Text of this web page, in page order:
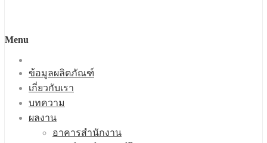
Menu
ข้อมูลผลิตภัณฑ์
เกี่ยวกับเรา
บทความ
ผลงาน
อาคารสำนักงาน